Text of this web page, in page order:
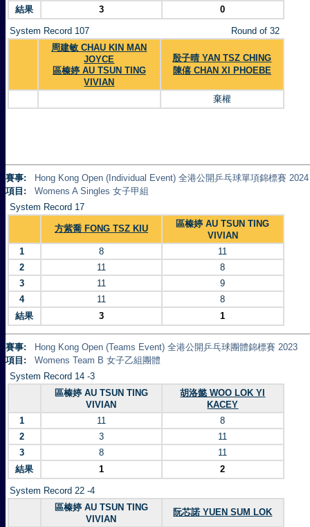
結果
3 0
System Record 107
Round of 32
周建敏 CHAU KIN MAN
JOYCE
區榛婷 AU TSUN TING
VIVIAN
殷子晴 YAN TSZ CHING
陳僖 CHAN XI PHOEBE
棄權
賽事:
Hong Kong Open (Individual Event) 全港公開乒乓球單項錦標賽 2024
項目:
Womens A Singles 女子甲組
System Record 17
方紫喬 FONG TSZ KIU
區榛婷 AU TSUN TING
VIVIAN
1
8
11
2
11
8
3
11
9
4
11
8
結果
3 1
賽事:
Hong Kong Open (Teams Event) 全港公開乒乓球團體錦標賽 2023
項目:
Womens Team B 女子乙組團體
System Record 14 -3
區榛婷 AU TSUN TING
VIVIAN
胡洛懿 WOO LOK YI
KACEY
1
11
8
2
3
11
3
8
11
結果
1 2
System Record 22 -4
區榛婷 AU TSUN TING
VIVIAN
阮芯諾 YUEN SUM LOK